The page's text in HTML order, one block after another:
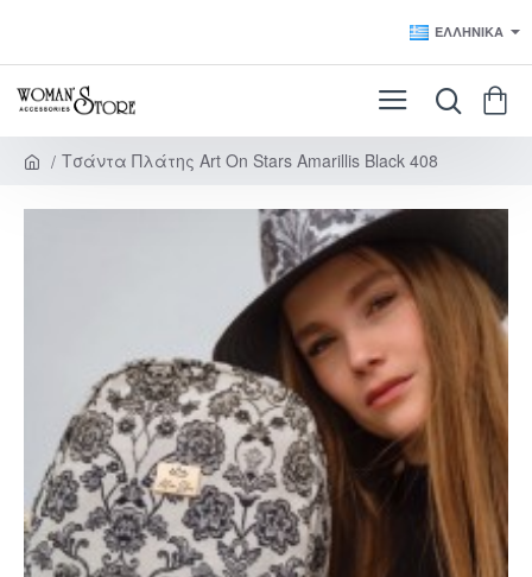
ΕΛΛΗΝΙΚΆ
o
Τσάντα Πλάτης Art On Stars Amarillis Black 408